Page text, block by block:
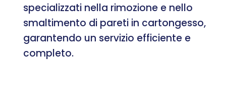
specializzati nella rimozione e nello
smaltimento di pareti in cartongesso,
garantendo un servizio efficiente e
completo.